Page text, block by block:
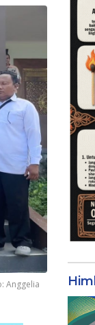
Anggelia